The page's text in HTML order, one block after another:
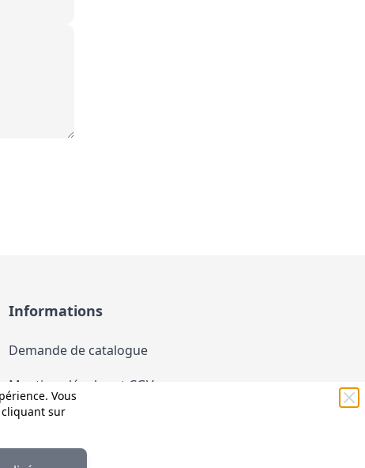
Vous
cliquant sur
Informations
Demande de catalogue
Mentions légales et CGV
Conditions générales d'utilisation (CGU)
Politique de confidentialité